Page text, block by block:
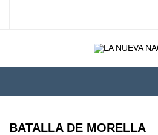
BATALLA DE MORELLA